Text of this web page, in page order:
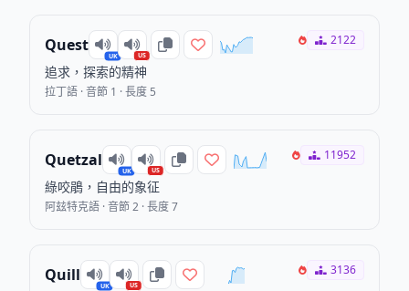
Quest
UK US
追求，探索的精神
拉丁語 · 音節 1 · 長度 5
2122
Quetzal
UK US
綠咬鵑，自由的象征
阿玆特克語 · 音節 2 · 長度 7
11952
Quill
UK US
3136